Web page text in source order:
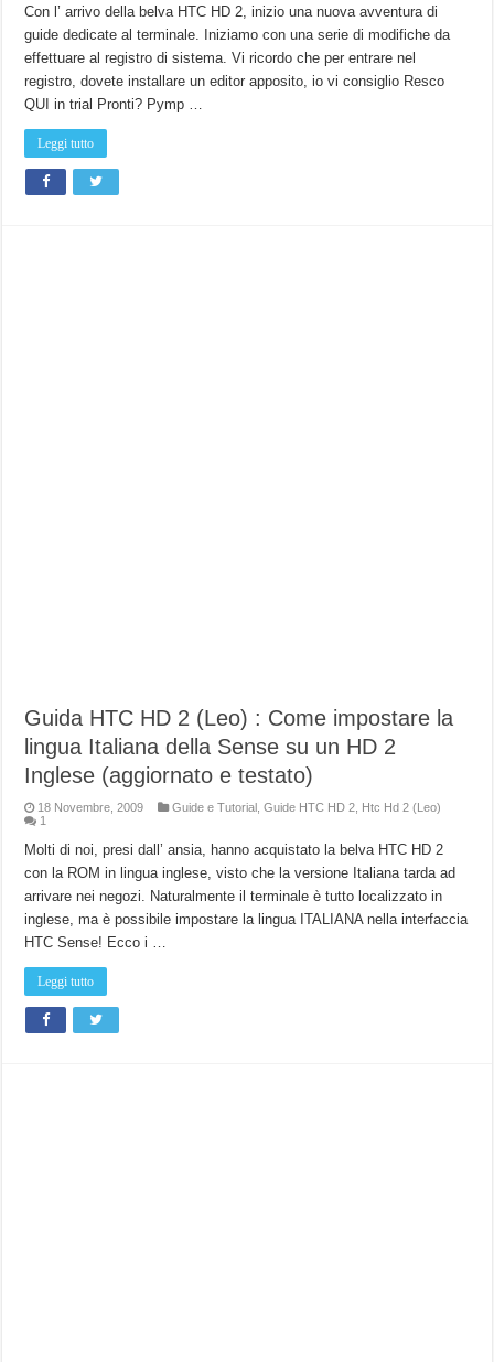
Con l’ arrivo della belva HTC HD 2, inizio una nuova avventura di
guide dedicate al terminale. Iniziamo con una serie di modifiche da
effettuare al registro di sistema. Vi ricordo che per entrare nel
registro, dovete installare un editor apposito, io vi consiglio Resco
QUI in trial Pronti? Pymp …
Leggi tutto
Guida HTC HD 2 (Leo) : Come impostare la
lingua Italiana della Sense su un HD 2
Inglese (aggiornato e testato)
18 Novembre, 2009 Guide e Tutorial ,Guide HTC HD 2
Htc Hd 2 (Leo)
1
Molti di noi, presi dall’ ansia, hanno acquistato la belva HTC HD 2
con la ROM in lingua inglese, visto che la versione Italiana tarda ad
arrivare nei negozi. Naturalmente il terminale è tutto localizzato in
inglese, ma è possibile impostare la lingua ITALIANA nella interfaccia
HTC Sense! Ecco i …
Leggi tutto